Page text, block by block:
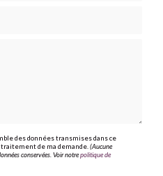
des données transmises dans ce
de ma demande.(Aucune
conservées. Voir notrepolitique de